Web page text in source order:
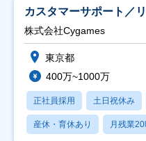
カスタマーサポート／
株式会社Cygames
東京都
400万~1000万
正社員採用 土日祝休み
産休・育休あり 月残業